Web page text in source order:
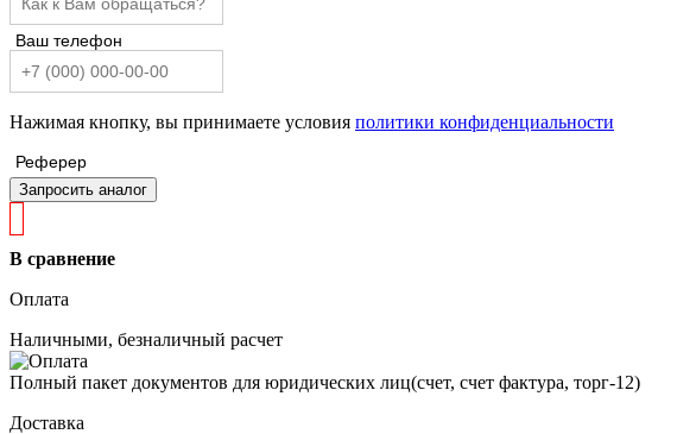
Ваш телефон
Нажимая кнопку, вы принимаете условия политики конфиденциальности
Реферер
Запросить аналог
В сравнение
Оплата
Наличными, безналичный расчет
Полный пакет документов для юридических лиц(счет, счет фактура, торг-12)
Доставка